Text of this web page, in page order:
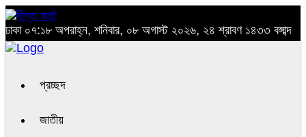
ঢাকা ০৭:১৮ অপরাহ্ন, শনিবার, ০৮ অগাস্ট ২০২৬, ২৪ শ্রাবণ ১৪৩৩ বঙ্গাব্দ
প্রচ্ছদ
জাতীয়